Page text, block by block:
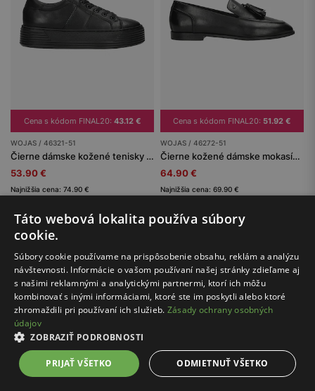
Cena s kódom FINAL20: 43.12 €
WOJAS / 46321-51
Čierne dámske kožené tenisky na hrubej podrážke
53.90 €
Najnižšia cena: 74.90 €
Cena s kódom FINAL20: 51.92 €
WOJAS / 46272-51
Čierne kožené dámske mokasíny so strapcami
64.90 €
Najnižšia cena: 69.90 €
1 3
s certifikátom SSL
Táto webová lokalita používa súbory
cookie.
Súbory cookie používame na prispôsobenie obsahu, reklám a analýzu
návštevnosti. Informácie o vašom používaní našej stránky zdieľame aj
s našimi reklamnými a analytickými partnermi, ktorí ich môžu
kombinovať s inými informáciami, ktoré ste im poskytli alebo ktoré
zhromaždili pri používaní ich služieb. Zásady ochrany osobných
údajov
ZOBRAZIŤ PODROBNOSTI
PRIJAŤ VŠETKO ODMIETNUŤ VŠETKO